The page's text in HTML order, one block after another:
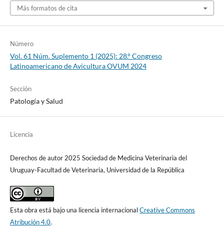
Más formatos de cita
Número
Vol. 61 Núm. Suplemento 1 (2025): 28.° Congreso
Latinoamericano de Avicultura OVUM 2024
Sección
Patología y Salud
Licencia
Derechos de autor 2025 Sociedad de Medicina Veterinaria del
Uruguay-Facultad de Veterinaria, Universidad de la República
Esta obra está bajo una licencia internacionalCreative Commons
Atribución 4.0.